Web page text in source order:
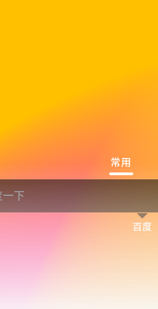
常用
百度